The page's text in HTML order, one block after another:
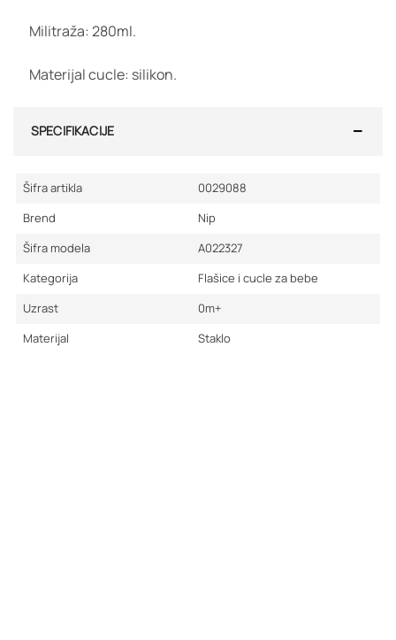
Militraža: 280ml.
Materijal cucle: silikon.
SPECIFIKACIJE
Šifra artikla
0029088
Brend
Nip
Šifra modela
A022327
Kategorija
Flašice i cucle za bebe
Uzrast
0m+
Materijal
Staklo